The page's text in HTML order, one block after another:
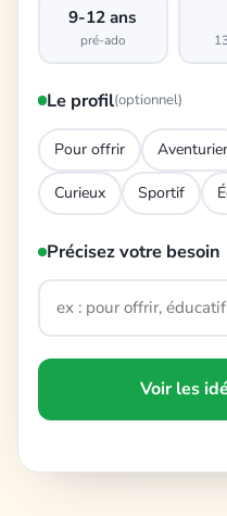
9-12 ans
pré-ado
Le profil(optionnel)
Pour offrir Aventurier
Curieux Sportif
Précisez votre besoin
Voir les